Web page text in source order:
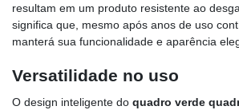
resultam em um produto resistente ao
significa que, mesmo após anos de uso
manterá sua funcionalidade e aparência
Versatilidade no uso
O design inteligente do quadro verde